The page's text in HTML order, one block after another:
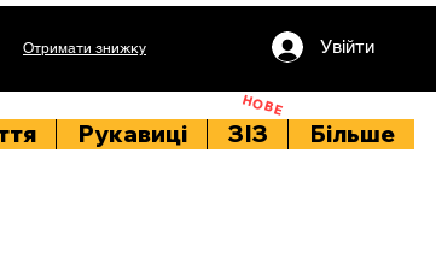
Отримати знижку Увійти
НОВЕ
Рукавиці ЗІЗ Більше